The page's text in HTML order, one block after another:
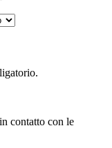
contatto con le